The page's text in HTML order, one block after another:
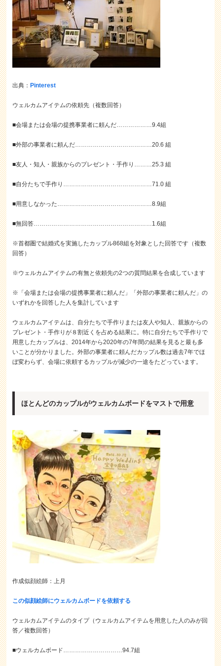
出典： Pinterest
ウェルカムアイテムの依頼先（複数回答）
■会場または会場の提携事業者に頼んだ………………9.4組
■外部の事業者に頼んだ…………………………………20.6 組
■友人・知人・親族からのプレゼント・手作り………25.3 組
■自分たちで手作り………………………………………71.0 組
■用意しなかった…………………………………………8.9組
■無回答……………………………………………………1.6組
※首都圏で結婚式を実施したカップル868組を対象とした回答です（複数
回答）
※ウェルカムアイテムの有無と依頼先の2つの質問結果を合成しています
※「会場または会場の提携事業者に頼んだ」「外部の事業者に頼んだ」の
いずれかを回答した人を集計しています
ウェルカムアイテムは、自分たちで手作りまたは友人や知人、親族からの
プレゼント・手作りが８割近くを占める結果に。特に自分たちで手作りで
用意したカップルは、2014年から2020年の7年間の結果を見ると最も多
いことが分かりました。外部の事業者に頼んだカップル数は過去7年でほ
ぼ変わらず、会場に依頼するカップルが減少の一途をたどっています。
ほとんどのカップルがウェルカムボードをマストで用意
作成似顔絵師：上月
この似顔絵師にウェルカムボードを依頼する
ウェルカムアイテムのタイプ（ウェルカムアイテムを用意した人のみが回
答／複数回答）
■ウェルカムボード…………………………94.7組